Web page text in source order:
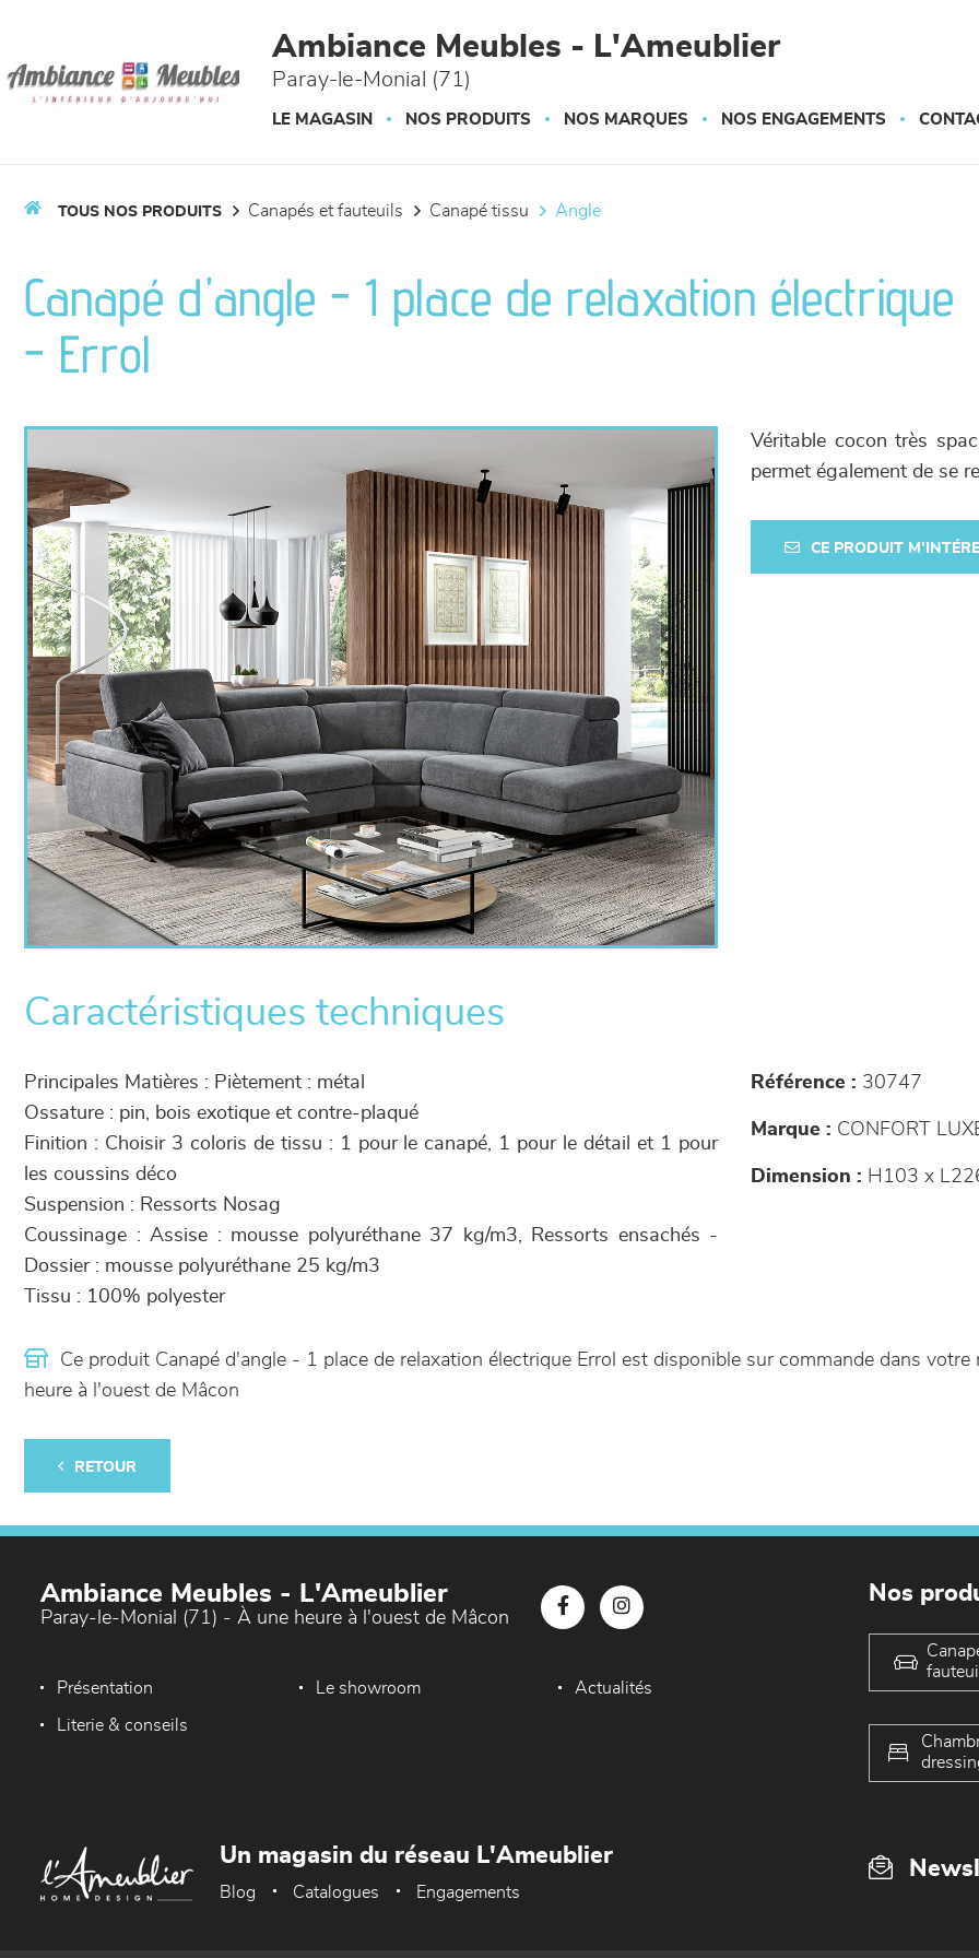
Ambiance Meubles - L'Ameublier
Paray-le-Monial (71)
LE MAGASIN NOS PRODUITS NOS MARQUES NOS ENGAGEMENTS
TOUS NOS PRODUITS canapés et fauteuils canapé tissu angle
Canapé d'angle - 1 place de relaxation électrique
- Errol
Véritable cocon très
permet également de se
CE PRODUIT
Caractéristiques techniques
Principales Matières : Piètement : métal
Ossature : pin, bois exotique et contre-plaqué
Finition : Choisir 3 coloris de tissu : 1 pour le canapé, 1 pour le détail et 1 pour
les coussins déco
Suspension : Ressorts Nosag
Coussinage : Assise : mousse polyuréthane 37 kg/m3, Ressorts ensachés -
Dossier : mousse polyuréthane 25 kg/m3
Tissu : 100% polyester
Référence : 30747
Marque : CONFORT
Dimension : H103 x
Ce produit Canapé d'angle - 1 place de relaxation électrique Errol est disponible sur commande dans
heure à l'ouest de Mâcon
RETOUR
Ambiance Meubles - L'Ameublier
Paray-le-Monial (71) - À une heure à l'ouest de Mâcon
Présentation Le showroom Actualités
Literie & conseils
Nos
Un magasin du réseau L'Ameublier
Blog Catalogues Engagements